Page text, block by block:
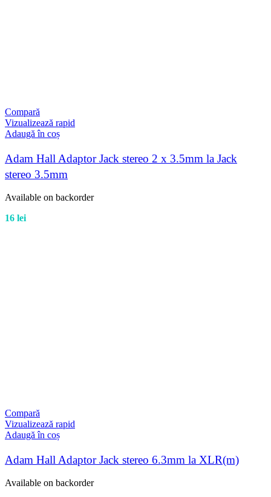
Compară
Vizualizează rapid
Adaugă în coș
Adam Hall Adaptor Jack stereo 2 x 3.5mm la Jack
stereo 3.5mm
Available on backorder
16 lei
Compară
Vizualizează rapid
Adaugă în coș
Adam Hall Adaptor Jack stereo 6.3mm la XLR(m)
Available on backorder